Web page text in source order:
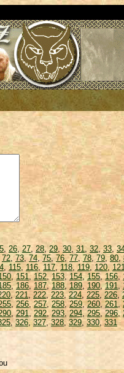
,26, 27, 28,29, 30,31, 32, 33,
72,73, 74, 75, 76,77, 78, 79, 80,
,115, 116, 117, 118, 119, 120,
, 151, 152, 153, 154,155, 156,
, 186, 187, 188, 189, 190,191,
, 221, 222,223,224, 225, 226,
, 256,257, 258,259,260,261,
,291, 292, 293, 294,295,296,
, 326,327,328,329, 330, 331